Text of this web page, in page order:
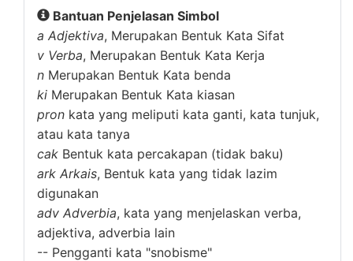
Bantuan Penjelasan Simbol
a Adjektiva, Merupakan Bentuk Kata Sifat
v Verba, Merupakan Bentuk Kata Kerja
n Merupakan Bentuk Kata benda
ki Merupakan Bentuk Kata kiasan
pron kata yang meliputi kata ganti, kata tunjuk,
atau kata tanya
cak Bentuk kata percakapan (tidak baku)
ark Arkais, Bentuk kata yang tidak lazim
digunakan
adv Adverbia, kata yang menjelaskan verba,
adjektiva, adverbia lain
-- Pengganti kata "snobisme"